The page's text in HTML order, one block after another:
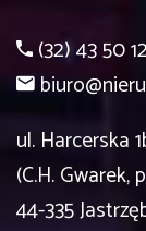
(32) 43 50
ul. Harcerska
(C.H.
44-335